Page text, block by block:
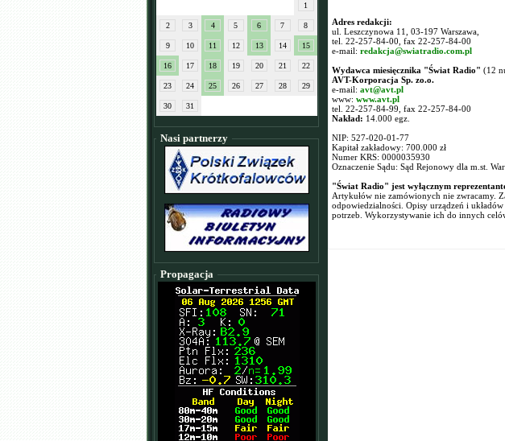
1
2 3 4 5 6 7 8
9 10 11 12 13 14 15
16 17 18 19 20 21 22
23 24 25 26 27 28 29
30 31
Nasi partnerzy
Propagacja
Adres redakcji:
ul. Leszczynowa 11, 03-197 Warszawa,
tel. 22-257-84-00, fax 22-257-84-00
e-mail: redakcja@swiatradio.com.pl
Wydawca miesięcznika "Świat Radio" (12
AVT-Korporacja Sp. zo.o.
e-mail: avt@avt.pl
www: www.avt.pl
tel. 22-257-84-99, fax 22-257-84-00
Nakład: 14.000 egz.
NIP: 527-020-01-77
Kapitał zakładowy: 700.000 zł
Numer KRS: 0000035930
Oznaczenie Sądu: Sąd Rejonowy dla m.st.
"Świat Radio" jest wyłącznym
Artykułów nie zamówionych nie zwracamy.
odpowiedzialności. Opisy urządzeń i
potrzeb. Wykorzystywanie ich do innych